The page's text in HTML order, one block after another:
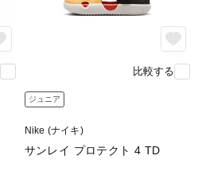
比較する
ジュニア
Nike (ナイキ)
サンレイ プロテクト 4 TD